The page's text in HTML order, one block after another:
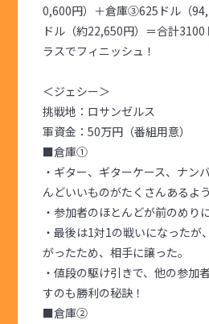
0,600円）＋倉庫③625ドル（
ドル（約22,650円）＝合計
ラスでフィニッシュ！
＜ジェシー＞
挑戦地：ロサンゼルス
軍資金：50万円（番組用意）
■倉庫①
・ギター、ギターケース、ナン
んどいいものがたくさんあるよ
・参加者のほとんどが前のめり
・最後は1対1の戦いになった
がったため、相手に譲った。
・値段の駆け引きで、他の参加
すのも勝利の秘訣！
■倉庫②